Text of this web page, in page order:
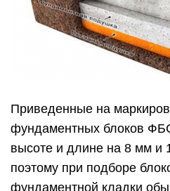
Приведенные на
фундаментных блоков
высоте и длине на 8 мм и
поэтому при подборе
фундаментной кладки